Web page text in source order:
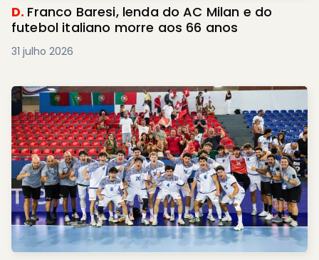
D. Franco Baresi, lenda do AC Milan e do
futebol italiano morre aos 66 anos
31 julho 2026